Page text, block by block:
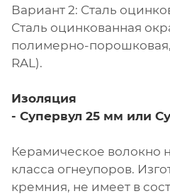
Вариант 2: Сталь
Сталь оцинкованная
полимерно-порошковая,
RAL).
Изоляция
- Супервул 25 мм или
Керамическое волокно
класса огнеупоров.
кремния, не имеет в